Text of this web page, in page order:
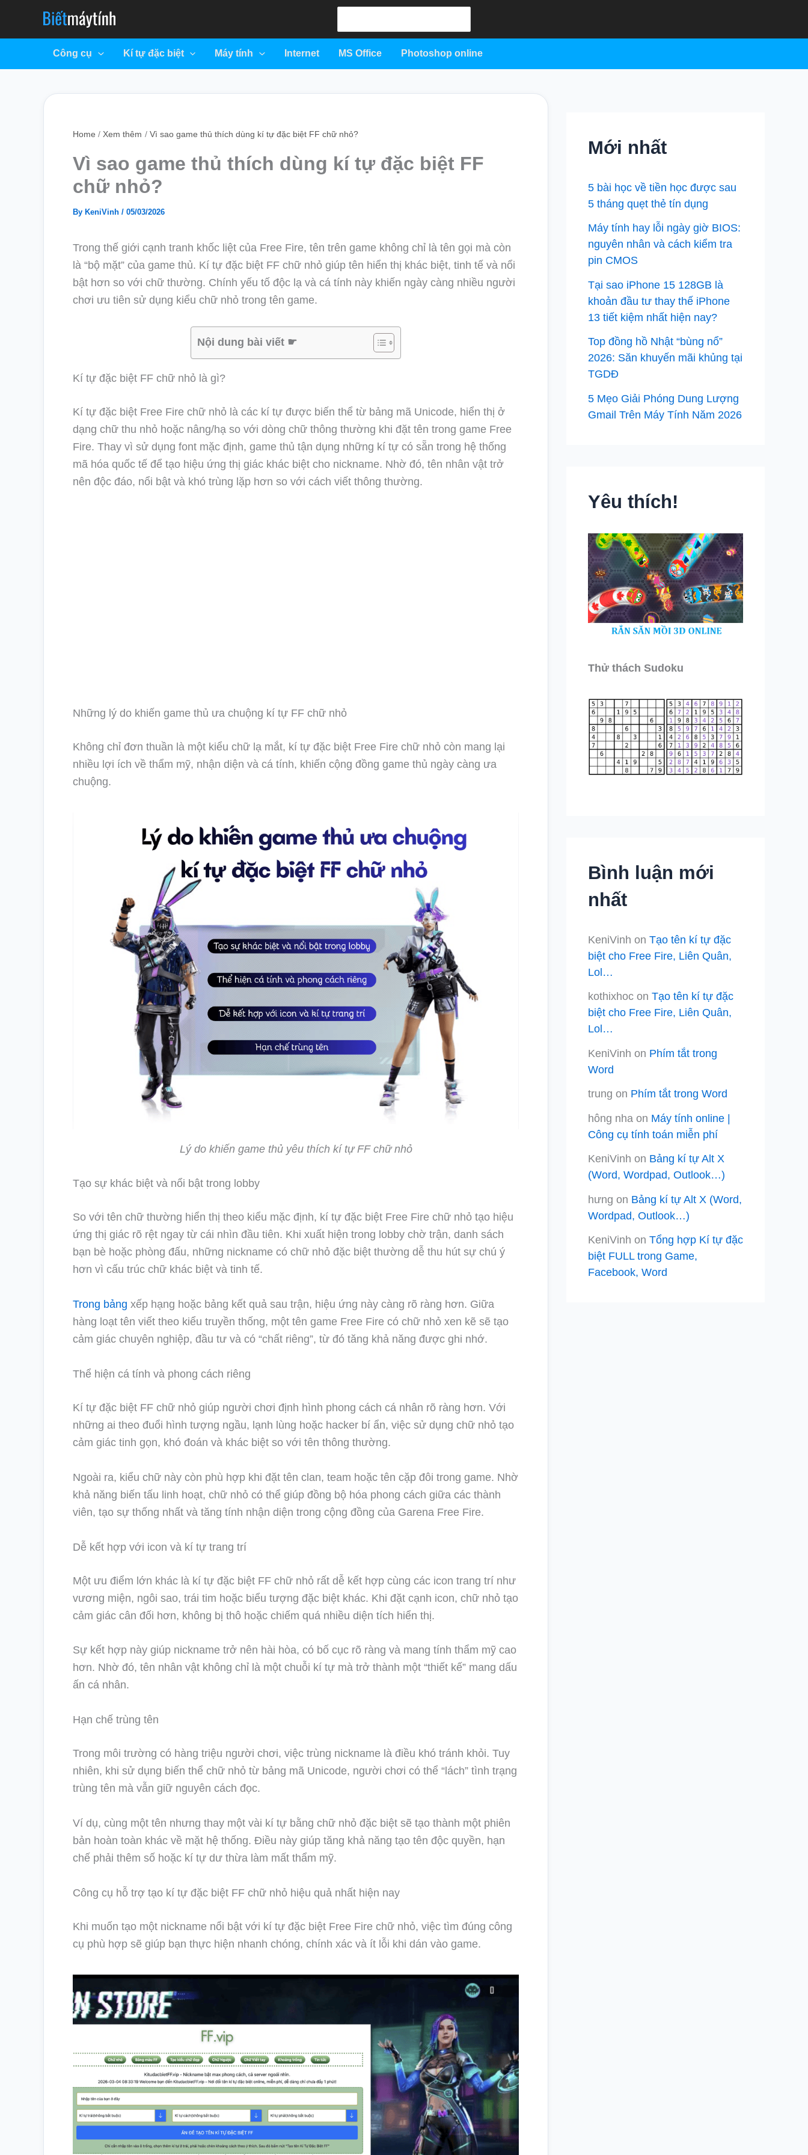
Công cụ Kí tự đặc biệt Máy tính Internet MS Office Photoshop online
Home Xem thêm Vì sao game thủ thích dùng kí tự đặc biệt FF chữ nhỏ?
Vì sao game thủ thích dùng kí tự đặc biệt FF
chữ nhỏ?
By KeniVinh / 05/03/2026
Trong thế giới cạnh tranh khốc liệt của Free Fire, tên trên game không chỉ là tên gọi mà còn
là “bộ mặt” của game thủ. Kí tự đặc biệt FF chữ nhỏ giúp tên hiển thị khác biệt, tinh tế và nổi
bật hơn so với chữ thường. Chính yếu tố độc lạ và cá tính này khiến ngày càng nhiều người
chơi ưu tiên sử dụng kiểu chữ nhỏ trong tên game.
Nội dung bài viết ☛
Kí tự đặc biệt FF chữ nhỏ là gì?
Kí tự đặc biệt Free Fire chữ nhỏ là các kí tự được biến thể từ bảng mã Unicode, hiển thị ở
dạng chữ thu nhỏ hoặc nâng/hạ so với dòng chữ thông thường khi đặt tên trong game Free
Fire. Thay vì sử dụng font mặc định, game thủ tận dụng những kí tự có sẵn trong hệ thống
mã hóa quốc tế để tạo hiệu ứng thị giác khác biệt cho nickname. Nhờ đó, tên nhân vật trở
nên độc đáo, nổi bật và khó trùng lặp hơn so với cách viết thông thường.
Những lý do khiến game thủ ưa chuộng kí tự FF chữ nhỏ
Không chỉ đơn thuần là một kiểu chữ lạ mắt, kí tự đặc biệt Free Fire chữ nhỏ còn mang lại
nhiều lợi ích về thẩm mỹ, nhận diện và cá tính, khiến cộng đồng game thủ ngày càng ưa
chuộng.
Lý do khiến game thủ yêu thích kí tự FF chữ nhỏ
Tạo sự khác biệt và nổi bật trong lobby
So với tên chữ thường hiển thị theo kiểu mặc định, kí tự đặc biệt Free Fire chữ nhỏ tạo hiệu
ứng thị giác rõ rệt ngay từ cái nhìn đầu tiên. Khi xuất hiện trong lobby chờ trận, danh sách
bạn bè hoặc phòng đấu, những nickname có chữ nhỏ đặc biệt thường dễ thu hút sự chú ý
hơn vì cấu trúc chữ khác biệt và tinh tế.
Trong bảng xếp hạng hoặc bảng kết quả sau trận, hiệu ứng này càng rõ ràng hơn. Giữa
hàng loạt tên viết theo kiểu truyền thống, một tên game Free Fire có chữ nhỏ xen kẽ sẽ tạo
cảm giác chuyên nghiệp, đầu tư và có “chất riêng”, từ đó tăng khả năng được ghi nhớ.
Thể hiện cá tính và phong cách riêng
Kí tự đặc biệt FF chữ nhỏ giúp người chơi định hình phong cách cá nhân rõ ràng hơn. Với
những ai theo đuổi hình tượng ngầu, lạnh lùng hoặc hacker bí ẩn, việc sử dụng chữ nhỏ tạo
cảm giác tinh gọn, khó đoán và khác biệt so với tên thông thường.
Ngoài ra, kiểu chữ này còn phù hợp khi đặt tên clan, team hoặc tên cặp đôi trong game. Nhờ
khả năng biến tấu linh hoạt, chữ nhỏ có thể giúp đồng bộ hóa phong cách giữa các thành
viên, tạo sự thống nhất và tăng tính nhận diện trong cộng đồng của Garena Free Fire.
Dễ kết hợp với icon và kí tự trang trí
Một ưu điểm lớn khác là kí tự đặc biệt FF chữ nhỏ rất dễ kết hợp cùng các icon trang trí như
vương miện, ngôi sao, trái tim hoặc biểu tượng đặc biệt khác. Khi đặt cạnh icon, chữ nhỏ tạo
cảm giác cân đối hơn, không bị thô hoặc chiếm quá nhiều diện tích hiển thị.
Sự kết hợp này giúp nickname trở nên hài hòa, có bố cục rõ ràng và mang tính thẩm mỹ cao
hơn. Nhờ đó, tên nhân vật không chỉ là một chuỗi kí tự mà trở thành một “thiết kế” mang dấu
ấn cá nhân.
Hạn chế trùng tên
Trong môi trường có hàng triệu người chơi, việc trùng nickname là điều khó tránh khỏi. Tuy
nhiên, khi sử dụng biến thể chữ nhỏ từ bảng mã Unicode, người chơi có thể “lách” tình trạng
trùng tên mà vẫn giữ nguyên cách đọc.
Ví dụ, cùng một tên nhưng thay một vài kí tự bằng chữ nhỏ đặc biệt sẽ tạo thành một phiên
bản hoàn toàn khác về mặt hệ thống. Điều này giúp tăng khả năng tạo tên độc quyền, hạn
chế phải thêm số hoặc kí tự dư thừa làm mất thẩm mỹ.
Công cụ hỗ trợ tạo kí tự đặc biệt FF chữ nhỏ hiệu quả nhất hiện nay
Khi muốn tạo một nickname nổi bật với kí tự đặc biệt Free Fire chữ nhỏ, việc tìm đúng công
cụ phù hợp sẽ giúp bạn thực hiện nhanh chóng, chính xác và ít lỗi khi dán vào game.
Mới nhất
5 bài học về tiền học được sau
5 tháng quẹt thẻ tín dụng
Máy tính hay lỗi ngày giờ BIOS:
nguyên nhân và cách kiểm tra
pin CMOS
Tại sao iPhone 15 128GB là
khoản đầu tư thay thế iPhone
13 tiết kiệm nhất hiện nay?
Top đồng hồ Nhật “bùng nổ”
2026: Săn khuyến mãi khủng tại
TGDĐ
5 Mẹo Giải Phóng Dung Lượng
Gmail Trên Máy Tính Năm 2026
Yêu thích!
Thử thách Sudoku
Bình luận mới
nhất
KeniVinh on Tạo tên kí tự đặc
biệt cho Free Fire, Liên Quân,
Lol…
kothixhoc on Tạo tên kí tự đặc
biệt cho Free Fire, Liên Quân,
Lol…
KeniVinh on Phím tắt trong
Word
trung on Phím tắt trong Word
hông nha on Máy tính online |
Công cụ tính toán miễn phí
KeniVinh on Bảng kí tự Alt X
(Word, Wordpad, Outlook…)
hưng on Bảng kí tự Alt X (Word,
Wordpad, Outlook…)
KeniVinh on Tổng hợp Kí tự đặc
biệt FULL trong Game,
Facebook, Word